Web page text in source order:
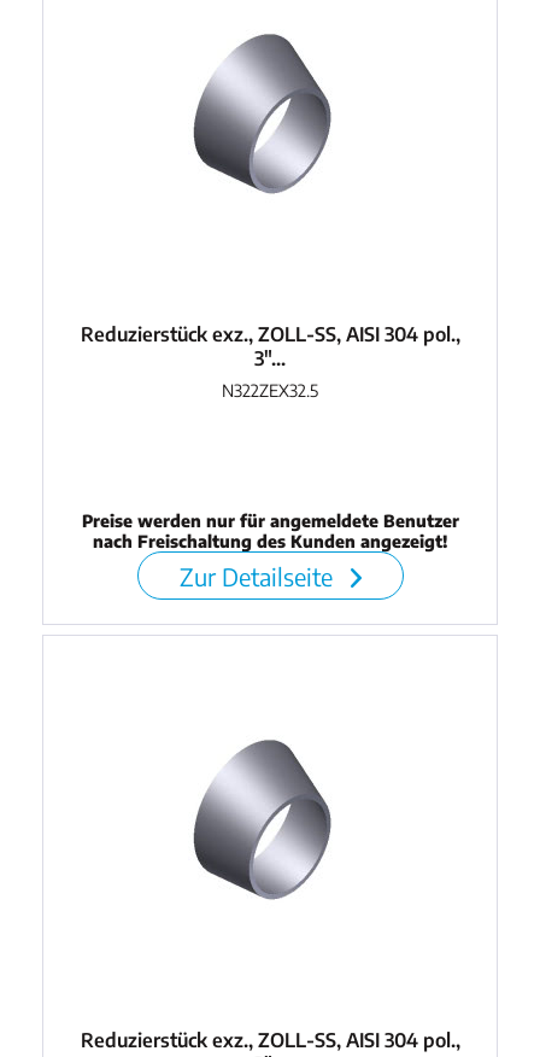
Reduzierstück exz., ZOLL-SS, AISI 304 pol.,
3"...
N322ZEX32.5
Preise werden nur für angemeldete Benutzer
nach Freischaltung des Kunden angezeigt!
Zur Detailseite
Reduzierstück exz., ZOLL-SS, AISI 304 pol.,